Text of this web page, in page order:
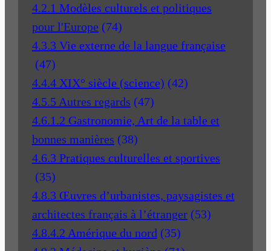
4.2.1 Modèles culturels et politiques
pour l'Europe (74)
4.3.3 Vie externe de la langue française
(47)
4.4.4 XIX° siècle (science) (42)
4.5.5 Autres regards (47)
4.6.1.2 Gastronomie, Art de la table et
bonnes manières (38)
4.6.3 Pratiques culturelles et sportives
(35)
4.8.3 Œuvres d’urbanistes, paysagistes et
architectes français à l’étranger (53)
4.8.4.2 Amérique du nord (35)